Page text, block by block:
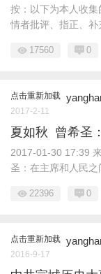
按：以下为本人收
情者批评、指正、补
17560 0
点击重新加载
2017-2-11
夏如秋 曾希圣
2017-01-30 17:39
圣：在主席和人民之
22396 0
点击重新加载
2016-9-17